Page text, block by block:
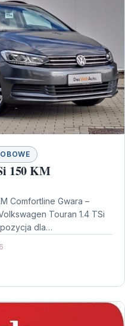
150 KM
Comfortline Gwara –
Touran 1.4 TSi
dla…